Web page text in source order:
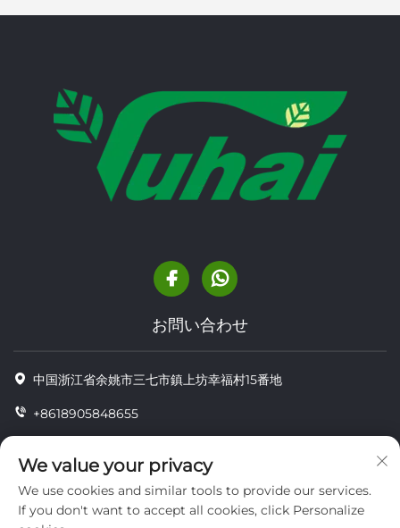
お問い合わせ
中国浙江省余姚市三七市鎮上坊幸福村15番地
+8618905848655
[email protected]
We value your privacy
We use cookies and similar tools to provide our services.
If you don't want to accept all cookies, click Personalize